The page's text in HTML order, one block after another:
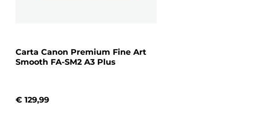
Carta Canon Premium Fine Art
Smooth FA-SM2 A3 Plus
€ 129,99